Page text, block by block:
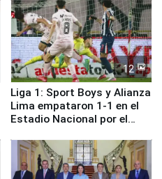
12
Liga 1: Sport Boys y Alianza
Lima empataron 1-1 en el
Estadio Nacional por el